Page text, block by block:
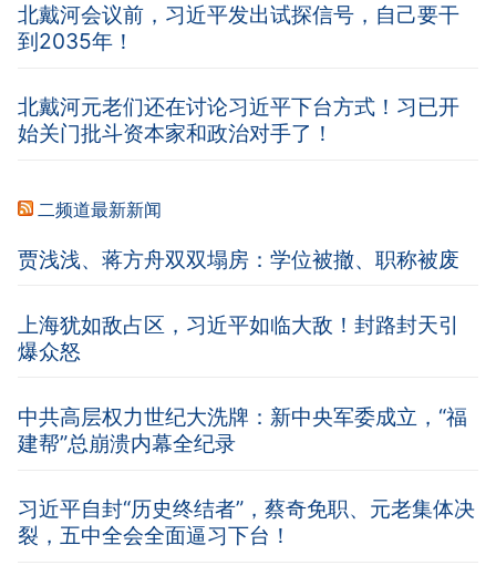
北戴河会议前，习近平发出试探信号，自己要干
到2035年！
北戴河元老们还在讨论习近平下台方式！习已开
始关门批斗资本家和政治对手了！
二频道最新新闻
贾浅浅、蒋方舟双双塌房：学位被撤、职称被废
上海犹如敌占区，习近平如临大敌！封路封天引
爆众怒
中共高层权力世纪大洗牌：新中央军委成立，“福
建帮”总崩溃内幕全纪录
习近平自封“历史终结者”，蔡奇免职、元老集体决
裂，五中全会全面逼习下台！